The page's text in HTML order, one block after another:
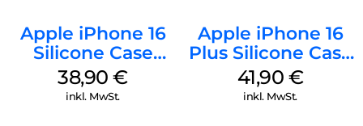
Apple iPhone 16
Silicone Case
MagSafe
Ultramarine
38,90€
inkl. MwSt.
Apple iPhone 16
Plus Silicone Case
MagSafe Stone
Gray
41,90 €
inkl. MwSt.